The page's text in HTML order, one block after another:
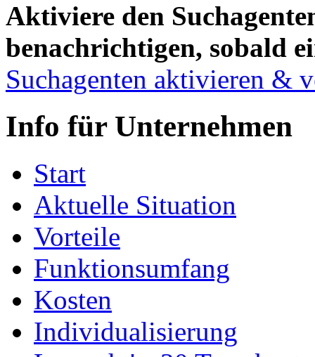
Aktiviere den
benachrichtigen, sobald
Suchagenten aktivieren &
Info für Unternehmen
Start
Aktuelle Situation
Vorteile
Funktionsumfang
Kosten
Individualisierung